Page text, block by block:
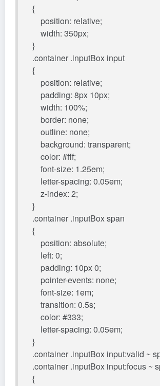
{
position: relative;
width: 350px;
}
.container .inputBox input
{
position: relative;
padding: 8px 10px;
width: 100%;
border: none;
outline: none;
background: transparent;
color: #fff;
font-size: 1.25em;
letter-spacing: 0.05em;
z-index: 2;
}
.container .inputBox span
{
position: absolute;
left: 0;
padding: 10px 0;
pointer-events: none;
font-size: 1em;
transition: 0.5s;
color: #333;
letter-spacing: 0.05em;
}
.container .inputBox input:valid ~
.container .inputBox input:focus ~
{